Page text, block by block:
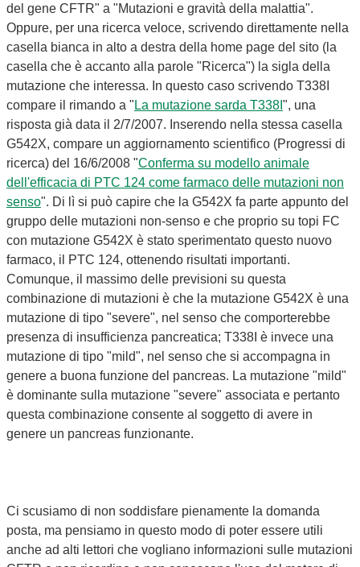
del gene CFTR" a "Mutazioni e gravità della malattia".
Oppure, per una ricerca veloce, scrivendo direttamente nella
casella bianca in alto a destra della home page del sito (la
casella che è accanto alla parole "Ricerca") la sigla della
mutazione che interessa. In questo caso scrivendo T338I
compare il rimando a " La mutazione sarda T338I ", una
risposta già data il 2/7/2007. Inserendo nella stessa casella
G542X, compare un aggiornamento scientifico (Progressi di
ricerca) del 16/6/2008 "Conferma su modello animale
dell'efficacia di PTC 124 come farmaco delle mutazioni non
senso". Di lì si può capire che la G542X fa parte appunto del
gruppo delle mutazioni non-senso e che proprio su topi FC
con mutazione G542X è stato sperimentato questo nuovo
farmaco, il PTC 124, ottenendo risultati importanti.
Comunque, il massimo delle previsioni su questa
combinazione di mutazioni è che la mutazione G542X è una
mutazione di tipo "severe", nel senso che comporterebbe
presenza di insufficienza pancreatica; T338I è invece una
mutazione di tipo "mild", nel senso che si accompagna in
genere a buona funzione del pancreas. La mutazione "mild"
è dominante sulla mutazione "severe" associata e pertanto
questa combinazione consente al soggetto di avere in
genere un pancreas funzionante.
Ci scusiamo di non soddisfare pienamente la domanda
posta, ma pensiamo in questo modo di poter essere utili
anche ad alti lettori che vogliano informazioni sulle mutazioni